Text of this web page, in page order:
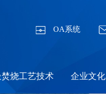
OA系统
烧工艺技术 企业文化